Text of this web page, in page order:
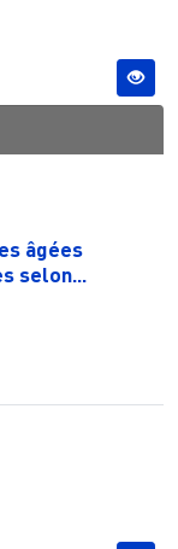
âgées
selon...